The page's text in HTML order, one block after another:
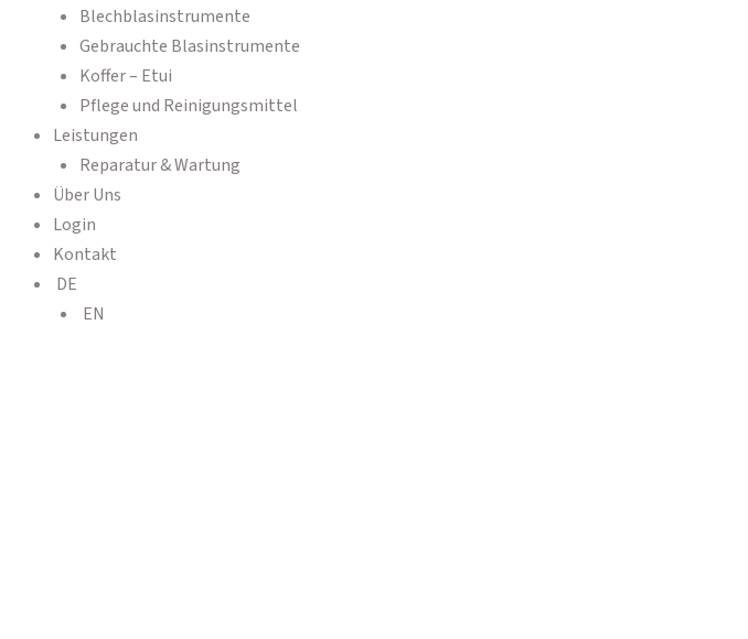
Blechblasinstrumente
Gebrauchte Blasinstrumente
Koffer – Etui
Pflege und Reinigungsmittel
Leistungen
Reparatur & Wartung
Über Uns
Login
Kontakt
DE
EN